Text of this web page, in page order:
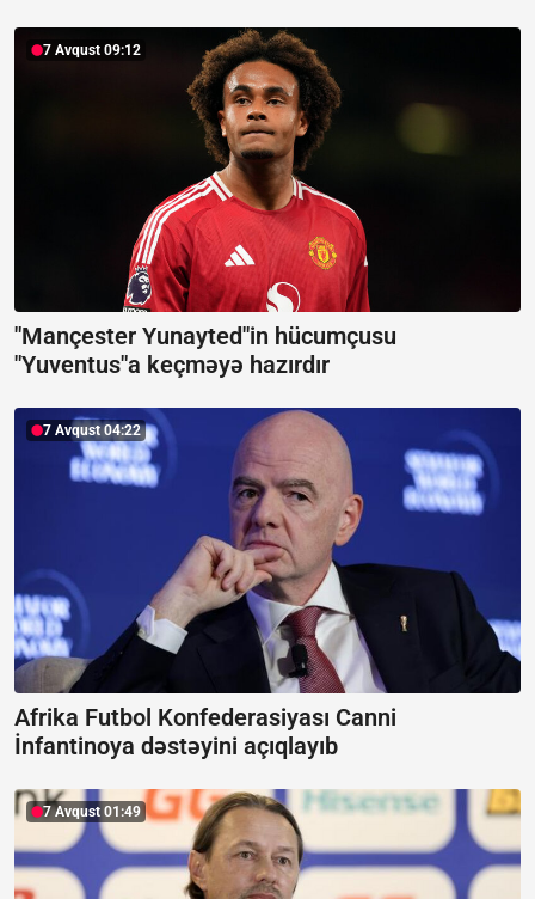
7 Avqust 09:12
"Mançester Yunayted"in hücumçusu
"Yuventus"a keçməyə hazırdır
7 Avqust 04:22
Afrika Futbol Konfederasiyası Canni
İnfantinoya dəstəyini açıqlayıb
7 Avqust 01:49